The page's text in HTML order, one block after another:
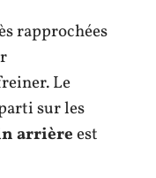
rapprochées
Le
sur les
arrièreest